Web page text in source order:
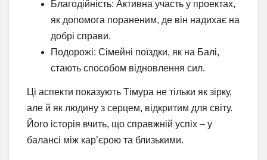
Благодійність: Активна участь у проектах,
як допомога пораненим, де він надихає на
добрі справи.
Подорожі: Сімейні поїздки, як на Балі,
стають способом відновлення сил.
Ці аспекти показують Тімура не тільки як зірку,
але й як людину з серцем, відкритим для світу.
Його історія вчить, що справжній успіх – у
балансі між кар’єрою та близькими.